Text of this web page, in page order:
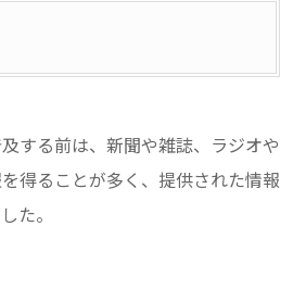
する前は、新聞や雑誌、ラジオや
得ることが多く、提供された情報
た。